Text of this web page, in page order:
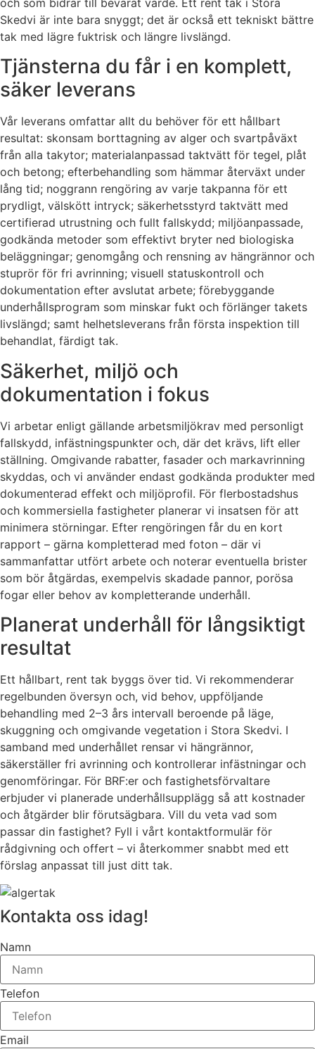
Skedvi är inte bara snyggt; det är också ett tekniskt bättre
tak med lägre fuktrisk och längre livslängd.
Tjänsterna du får i en komplett,
säker leverans
Vår leverans omfattar allt du behöver för ett hållbart
resultat: skonsam borttagning av alger och svartpåväxt
från alla takytor; materialanpassad taktvätt för tegel, plåt
och betong; efterbehandling som hämmar återväxt under
lång tid; noggrann rengöring av varje takpanna för ett
prydligt, välskött intryck; säkerhetsstyrd taktvätt med
certifierad utrustning och fullt fallskydd; miljöanpassade,
godkända metoder som effektivt bryter ned biologiska
beläggningar; genomgång och rensning av hängrännor och
stuprör för fri avrinning; visuell statuskontroll och
dokumentation efter avslutat arbete; förebyggande
underhållsprogram som minskar fukt och förlänger takets
livslängd; samt helhetsleverans från första inspektion till
behandlat, färdigt tak.
Säkerhet, miljö och
dokumentation i fokus
Vi arbetar enligt gällande arbetsmiljökrav med personligt
fallskydd, infästningspunkter och, där det krävs, lift eller
ställning. Omgivande rabatter, fasader och markavrinning
skyddas, och vi använder endast godkända produkter med
dokumenterad effekt och miljöprofil. För flerbostadshus
och kommersiella fastigheter planerar vi insatsen för att
minimera störningar. Efter rengöringen får du en kort
rapport – gärna kompletterad med foton – där vi
sammanfattar utfört arbete och noterar eventuella brister
som bör åtgärdas, exempelvis skadade pannor, porösa
fogar eller behov av kompletterande underhåll.
Planerat underhåll för långsiktigt
resultat
Ett hållbart, rent tak byggs över tid. Vi rekommenderar
regelbunden översyn och, vid behov, uppföljande
behandling med 2–3 års intervall beroende på läge,
skuggning och omgivande vegetation i Stora Skedvi. I
samband med underhållet rensar vi hängrännor,
säkerställer fri avrinning och kontrollerar infästningar och
genomföringar. För BRF:er och fastighetsförvaltare
erbjuder vi planerade underhållsupplägg så att kostnader
och åtgärder blir förutsägbara. Vill du veta vad som
passar din fastighet? Fyll i vårt kontaktformulär för
rådgivning och offert – vi återkommer snabbt med ett
förslag anpassat till just ditt tak.
Kontakta oss idag!
Namn
Telefon
Email